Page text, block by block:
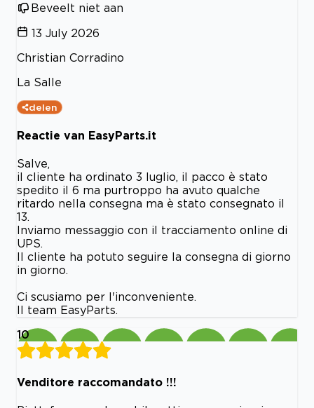
Beveelt niet aan
13 July 2026
Christian Corradino
La Salle
delen
Reactie van EasyParts.it
Salve,
il cliente ha ordinato 3 luglio, il pacco è stato
spedito il 6 ma purtroppo ha avuto qualche
ritardo nella consegna ma è stato consegnato il
13.
Inviamo messaggio con il tracciamento online di
UPS.
Il cliente ha potuto seguire la consegna di giorno
in giorno.
Ci scusiamo per l'inconveniente.
Il team EasyParts.
10
Venditore raccomandato !!!